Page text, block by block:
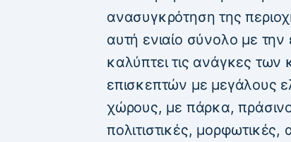
ανασυγκρότηση της
αυτή ενιαίο σύνολο με
καλύπτει τις ανάγκες
επισκεπτών με μεγάλους
χώρους, με πάρκα,
πολιτιστικές, μορφωτικές,